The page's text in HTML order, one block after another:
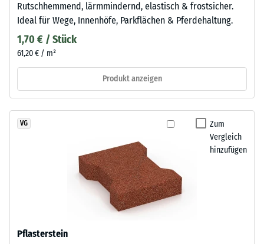
Rutschhemmend, lärmmindernd, elastisch & frostsicher.
Ideal für Wege, Innenhöfe, Parkflächen & Pferdehaltung.
1,70 € / Stück
61,20 € / m²
Produkt anzeigen
Zum
Vergleich
hinzufügen
VG
Pflasterstein